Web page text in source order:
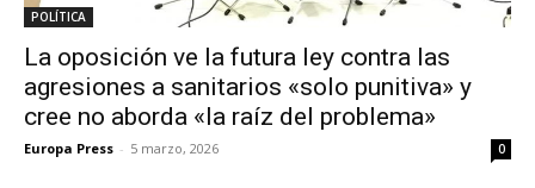
POLÍTICA
La oposición ve la futura ley contra las
agresiones a sanitarios «solo punitiva» y
cree no aborda «la raíz del problema»
Europa Press - 5 marzo, 2026 0